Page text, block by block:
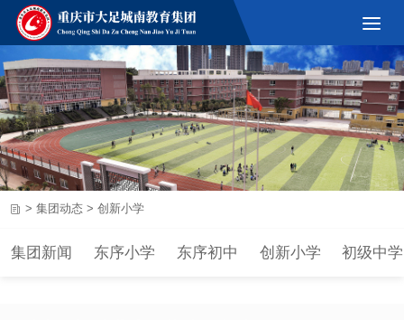
集团新闻 东序小学 东序初中 创新小学 初级中学
> 集团动态> 创新小学